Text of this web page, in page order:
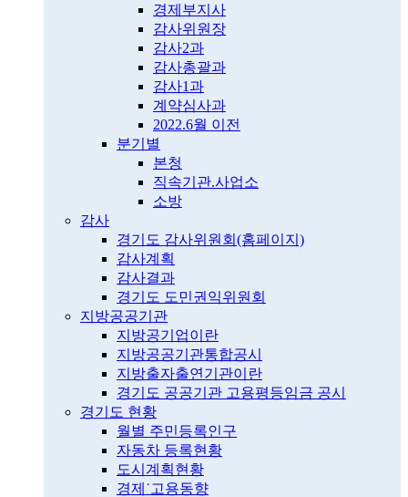
경제부지사
감사위원장
감사2과
감사총괄과
감사1과
계약심사과
2022.6월 이전
분기별
본청
직속기관.사업소
소방
감사
경기도 감사위원회(홈페이지)
감사계획
감사결과
경기도 도민권익위원회
지방공공기관
지방공기업이란
지방공공기관통합공시
지방출자출연기관이란
경기도 공공기관 고용평등임금 공시
경기도 현황
월별 주민등록인구
자동차 등록현황
도시계획현황
경제˙고용동향